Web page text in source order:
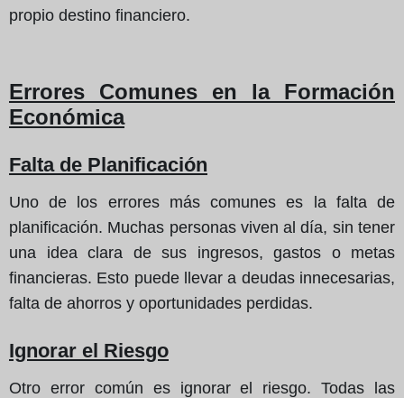
propio destino financiero.
Errores Comunes en la Formación
Económica
Falta de Planificación
Uno de los errores más comunes es la falta de
planificación. Muchas personas viven al día, sin tener
una idea clara de sus ingresos, gastos o metas
financieras. Esto puede llevar a deudas innecesarias,
falta de ahorros y oportunidades perdidas.
Ignorar el Riesgo
Otro error común es ignorar el riesgo. Todas las